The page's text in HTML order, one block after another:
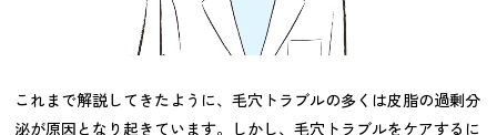
これまで解説してきたように、毛穴トラブルの多くは皮脂の過剰分
泌が原因となり起きています。しかし、毛穴トラブルをケアするに